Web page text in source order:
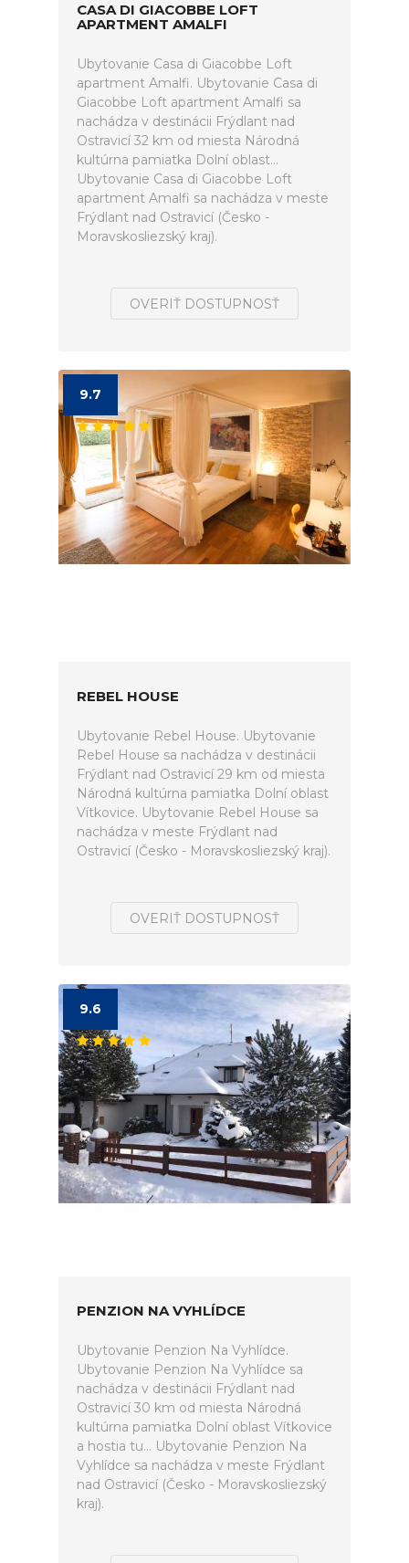
CASA DI GIACOBBE LOFT
APARTMENT AMALFI
Ubytovanie Casa di Giacobbe Loft
apartment Amalfi. Ubytovanie Casa di
Giacobbe Loft apartment Amalfi sa
nachádza v destinácii Frýdlant nad
Ostravicí 32 km od miesta Národná
kultúrna pamiatka Dolní oblast...
Ubytovanie Casa di Giacobbe Loft
apartment Amalfi sa nachádza v meste
Frýdlant nad Ostravicí (Česko -
Moravskosliezský kraj).
OVERIŤ DOSTUPNOSŤ
9.7
REBEL HOUSE
Ubytovanie Rebel House. Ubytovanie
Rebel House sa nachádza v destinácii
Frýdlant nad Ostravicí 29 km od miesta
Národná kultúrna pamiatka Dolní oblast
Vítkovice. Ubytovanie Rebel House sa
nachádza v meste Frýdlant nad
Ostravicí (Česko - Moravskosliezský kraj).
OVERIŤ DOSTUPNOSŤ
9.6
PENZION NA VYHLÍDCE
Ubytovanie Penzion Na Vyhlídce.
Ubytovanie Penzion Na Vyhlídce sa
nachádza v destinácii Frýdlant nad
Ostravicí 30 km od miesta Národná
kultúrna pamiatka Dolní oblast Vítkovice
a hostia tu... Ubytovanie Penzion Na
Vyhlídce sa nachádza v meste Frýdlant
nad Ostravicí (Česko - Moravskosliezský
kraj).